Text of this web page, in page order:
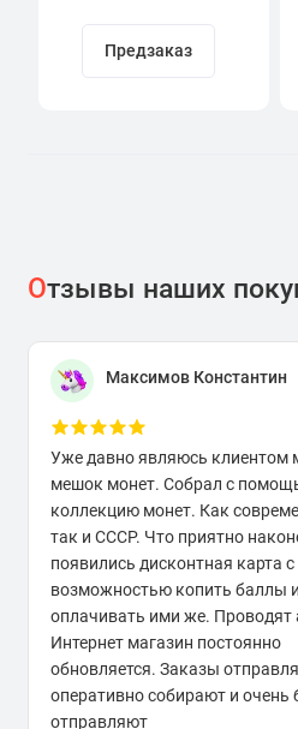
Предзаказ
Отзывы наших
Максимов Константин
Уже давно являюсь клиентом
мешок монет. Собрал с
коллекцию монет. Как
так и СССР. Что приятно
появились дисконтная карта с
возможностью копить баллы
оплачивать ими же. Проводят
Интернет магазин постоянно
обновляется. Заказы
оперативно собирают и очень
отправляют